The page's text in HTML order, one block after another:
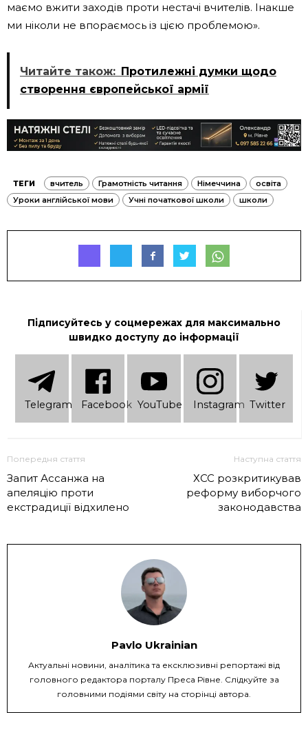
маємо вжити заходів проти нестачі вчителів. Інакше
ми ніколи не впораємось із цією проблемою».
Читайте також: Протилежні думки щодо
створення європейської армії
ТЕГИ вчитель Грамотність читання Німеччина
освіта
Уроки англійської мови
Учні початкової школи школи
Підписуйтесь у соцмережах для максимально
швидко доступу до інформації
Telеgram Facebook YouTube Instagram Twitter
Попередня стаття
Запит Ассанжа на
апеляцію проти
екстрадиції відхилено
Наступна стаття
ХСС розкритикував
реформу виборчого
законодавства
Pavlo Ukrainian
Актуальні новини, аналітика та ексклюзивні репортажі від
головного редактора порталу Преса Рівне. Слідкуйте за
головними подіями світу на сторінці автора.